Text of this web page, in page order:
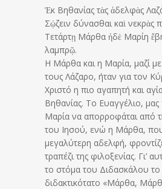
Ἐκ Βηθανίας τὰς ἀδελφὰς
Σῴζειν δύνασθαι καὶ νεκρὰς
Τετάρτῃ Μάρθα ἠδὲ Μαρίη
λαμπρῷ.
Η Μάρθα και η Μαρία, μαζί
τους Λάζαρο, ήταν για τον
Χριστό η πιο αγαπητή και
Βηθανίας. Το Ευαγγέλιο, μας
Μαρία να απορροφάται από
του Ιησού, ενώ η Μάρθα,
μεγαλύτερη αδελφή,
τραπέζι της φιλοξενίας. Γι’
το στόμα του Διδασκάλου
διδακτικότατο «Μάρθα,